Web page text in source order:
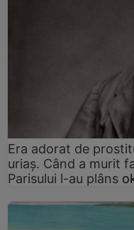
Era adorat de
uriaș. Când a murit
Parisului l-au plâns